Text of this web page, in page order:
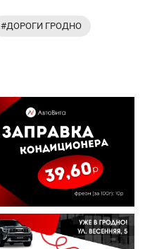
#ДОРОГИ ГРОДНО